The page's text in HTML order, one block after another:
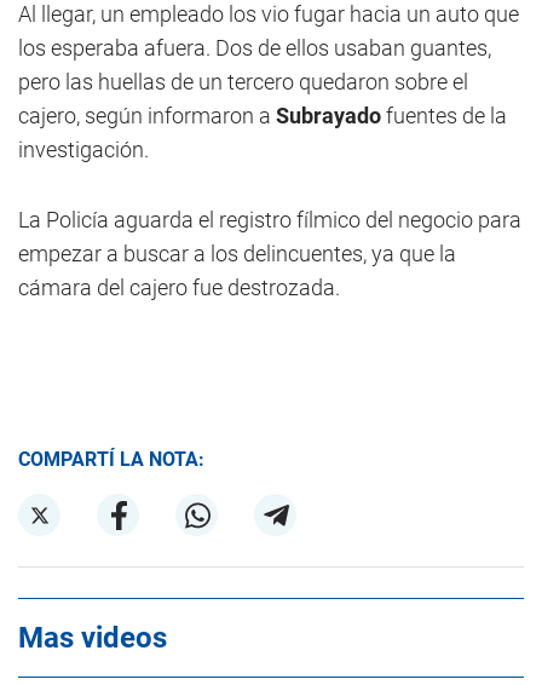
Al llegar, un empleado los vio fugar hacia un auto que
los esperaba afuera. Dos de ellos usaban guantes,
pero las huellas de un tercero quedaron sobre el
cajero, según informaron a Subrayadofuentes de la
investigación.
La Policía aguarda el registro fílmico del negocio para
empezar a buscar a los delincuentes, ya que la
cámara del cajero fue destrozada.
COMPARTÍ LA NOTA:
Mas videos